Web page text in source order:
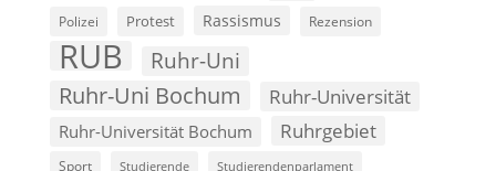
Polizei Protest Rassismus Rezension
RUB Ruhr-Uni
Ruhr-Uni Bochum Ruhr-Universität
Ruhr-Universität Bochum Ruhrgebiet
Sport Studierende Studierendenparlament